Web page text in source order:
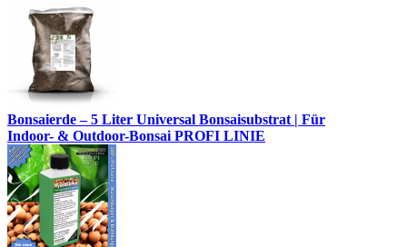
Bonsaierde – 5 Liter Universal Bonsaisubstrat | Für
Indoor- & Outdoor-Bonsai PROFI LINIE